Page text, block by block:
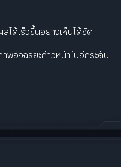
ลได้เร็วขึ้นอย่างเห็นได้ชัด
พอัจฉริยะก้าวหน้าไปอีกระดับ